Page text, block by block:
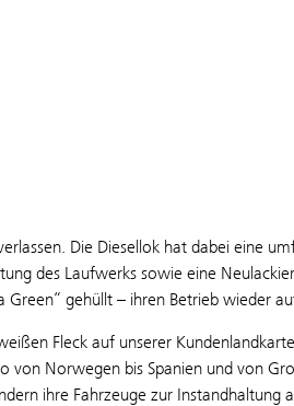
Die Diesellok hat dabei eine
des Laufwerks sowie eine
gehüllt – ihren Betrieb wieder
Fleck auf unserer
von Norwegen bis Spanien und von
ihre Fahrzeuge zur Instandhaltung